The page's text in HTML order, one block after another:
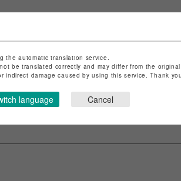
に基づく表記はこちら
はこちら
the automatic translation service.
be translated correctly and may differ from the
damage caused by using this service. Thank
language Cancel